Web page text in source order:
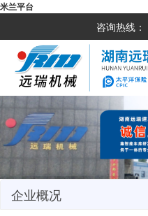
米兰平台
咨询热线：
企业概况